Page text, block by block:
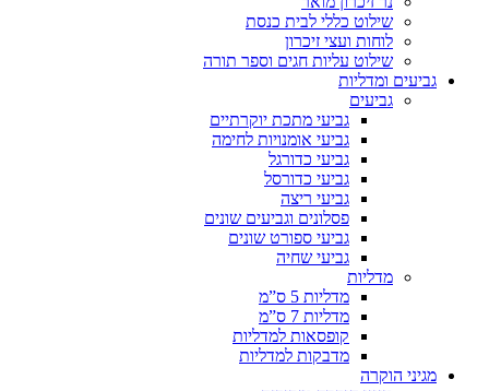
שילוט כללי לבית כנסת
לוחות ועצי זיכרון
שילוט עליות חגים וספר תורה
גביעים ומדליות
גביעים
גביעי מתכת יוקרתיים
גביעי אומנויות לחימה
גביעי כדורגל
גביעי כדורסל
גביעי ריצה
פסלונים וגביעים שונים
גביעי ספורט שונים
גביעי שחיה
מדליות
מדליות 5 ס”מ
מדליות 7 ס”מ
קופסאות למדליות
מדבקות למדליות
מגיני הוקרה